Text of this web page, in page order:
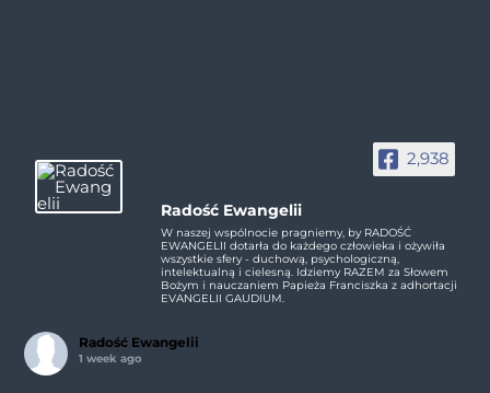
2,938
Radość Ewangelii
W naszej wspólnocie pragniemy, by RADOŚĆ
EWANGELII dotarła do każdego człowieka i ożywiła
wszystkie sfery - duchową, psychologiczną,
intelektualną i cielesną. Idziemy RAZEM za Słowem
Bożym i nauczaniem Papieża Franciszka z adhortacji
EVANGELII GAUDIUM.
Radość Ewangelii
1 week ago